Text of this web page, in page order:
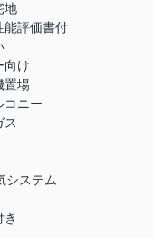
地
能評価書付
向け
置場
コニー
ス
システム
き